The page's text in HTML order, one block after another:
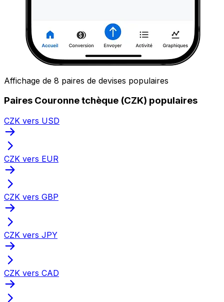
Affichage de 8 paires de devises populaires
Paires Couronne tchèque (CZK) populaires
CZK vers USD
CZK vers EUR
CZK vers GBP
CZK vers JPY
CZK vers CAD